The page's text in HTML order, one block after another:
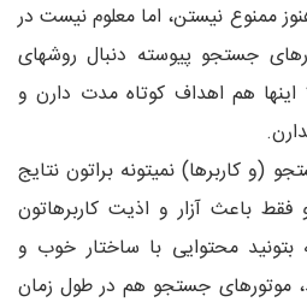
ممنوع نیستن، اما معلوم نیست در
جستجو پیوسته دنبال روشهای
اینها هم اهداف کوتاه مدت دارن و
(و کاربرها) نمیتونه براتون نتایج
فقط باعث آزار و اذیت کاربرهاتون
محتوایی با ساختار خوب و
موتورهای جستجو هم در طول زمان